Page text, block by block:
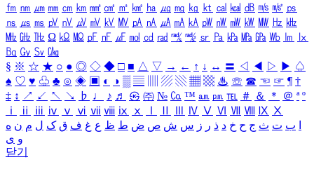
㎙ ㎚ ㎛ ㎜ ㎝ ㎞ ㎟ ㎠ ㎡ ㎢ ㏊ ㎍ ㎎ ㎏ ㏏ ㎈ ㎉ ㏈ ㎧ ㎨ ㎰
㎱ ㎲ ㎳ ㎴ ㎵ ㎶ ㎷ ㎸ ㎹ ㎀ ㎁ ㎂ ㎃ ㎄ ㎺ ㎻ ㎽ ㎾ ㎿ ㎐ ㎑
㎒ ㎓ ㎔ Ω ㏀ ㏁ ㎊ ㎋ ㎌ ㏖ ㏅ ㎭ ㎮ ㎯ ㏛ ㎩ ㎪ ㎫ ㎬ ㏝ ㏐
㏓
㏃ ㏉ ㏜ ㏆
§ ※ ☆ ★ ○ ● ◎ ◇ ◆ □ ■ △ ▽ → ← ↑ ↓ ↔ 〓 ◁ ◀ ▷ ▶ ♤
♠ ♡ ♥ ♧ ♣ ⊙ ◈ ▣ ◐ ◑ ▒ ▤ ▨ ▧ ▦ ▩ ♨ ☏ ☎ ☜ ☞ ¶ †
‡ ↕ ↗ ↙ ↖ ↘ ♭ ♩ ♪ ♬ ㉿ ㈜ № ㏇ ™ ㏂ ㏘ ℡ ＃ ＆ ＊ ＠ ª º
ⅰ
ⅱ ⅲ ⅳ ⅴ ⅵ ⅶ ⅷ ⅸ ⅹ Ⅳ Ⅴ Ⅵ Ⅶ Ⅷ Ⅸ Ⅹ
ب ت ث ج ح خ د ذ ر ز س ش ص ض ط ظ ع غ ف ق ک ل م ن ه
و ی
닫기